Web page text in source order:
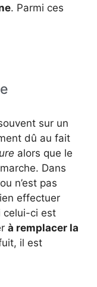
. Parmi ces
sur un
dû au fait
alors que le
Dans
n’est pas
effectuer
celui-ci est
à remplacer la
il est